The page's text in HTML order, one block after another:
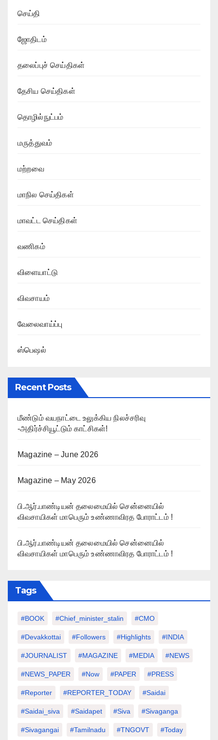
செய்தி
ஜோதிடம்
தலைப்புச் செய்திகள்
தேசிய செய்திகள்
தொழில்நுட்பம்
மருத்துவம்
மற்றவை
மாநில செய்திகள்
மாவட்ட செய்திகள்
வணிகம்
விளையாட்டு
விவசாயம்
வேலைவாய்ப்பு
ஸ்பெஷல்
Recent Posts
மீண்டும் வயநாட்டை உலுக்கிய நிலச்சரிவு
-அதிர்ச்சியூட்டும் காட்சிகள்!
Magazine – June 2026
Magazine – May 2026
பி.ஆர்.பாண்டியன் தலைமையில் சென்னையில்
விவசாயிகள் மாபெரும் உண்ணாவிரத போராட்டம் !
பி.ஆர்.பாண்டியன் தலைமையில் சென்னையில்
விவசாயிகள் மாபெரும் உண்ணாவிரத போராட்டம் !
Tags
#BOOK #chief_minister_stalin #CMO
#devakkottai #followers #highlights #INDIA
#JOURNALIST #MAGAZINE #MEDIA #NEWS
#NEWS_PAPER #Now #PAPER #PRESS
#Reporter #REPORTER_TODAY #saidai
#saidai_siva #saidapet #Siva #Sivaganga
#sivagangai #tamilnadu #TNGOVT #today